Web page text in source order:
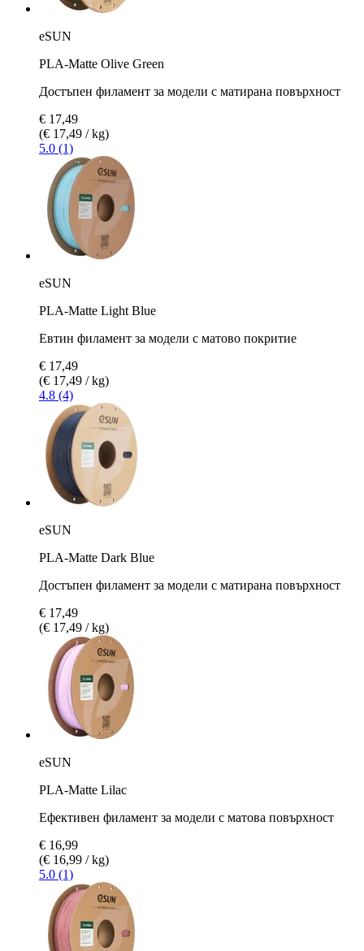
eSUN
PLA-Matte Olive Green
Достъпен филамент за модели с матирана повърхност
€ 17,49
(€ 17,49 / kg)
5.0 (1)
eSUN
PLA-Matte Light Blue
Евтин филамент за модели с матово покритие
€ 17,49
(€ 17,49 / kg)
4.8 (4)
eSUN
PLA-Matte Dark Blue
Достъпен филамент за модели с матирана повърхност
€ 17,49
(€ 17,49 / kg)
eSUN
PLA-Matte Lilac
Ефективен филамент за модели с матова повърхност
€ 16,99
(€ 16,99 / kg)
5.0 (1)